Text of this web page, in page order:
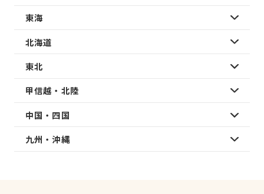
東海
北海道
東北
甲信越・北陸
中国・四国
九州・沖縄